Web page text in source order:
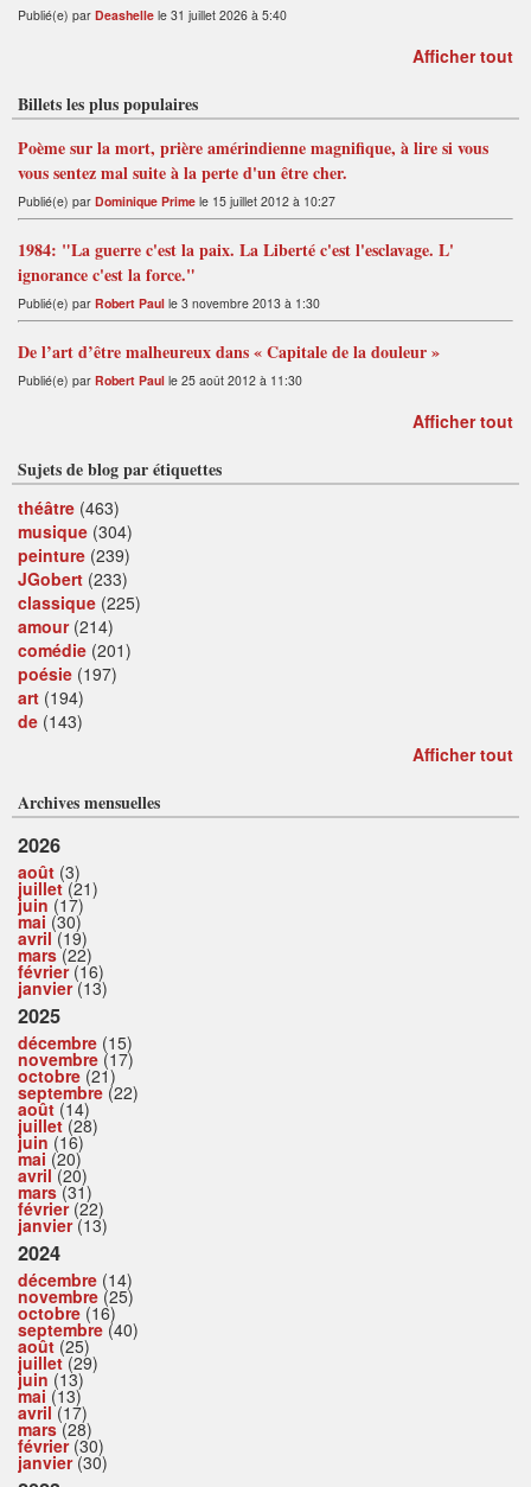
Publié(e) par Deashelle le 31 juillet 2026 à 5:40
Afficher tout
Billets les plus populaires
Poème sur la mort, prière amérindienne magnifique, à lire si vous
vous sentez mal suite à la perte d'un être cher.
Publié(e) par Dominique Prime le 15 juillet 2012 à 10:27
1984: "La guerre c'est la paix. La Liberté c'est l'esclavage. L'
ignorance c'est la force."
Publié(e) par Robert Paul le 3 novembre 2013 à 1:30
De l’art d’être malheureux dans « Capitale de la douleur »
Publié(e) par Robert Paul le 25 août 2012 à 11:30
Afficher tout
Sujets de blog par étiquettes
théâtre (463)
musique (304)
peinture (239)
JGobert (233)
classique (225)
amour(214)
comédie (201)
poésie (197)
art (194)
de (143)
Afficher tout
Archives mensuelles
2026
août (3)
juillet(21)
juin (17)
mai (30)
avril(19)
mars(22)
février(16)
janvier(13)
2025
décembre (15)
novembre (17)
octobre (21)
septembre (22)
août (14)
juillet(28)
juin (16)
mai (20)
avril(20)
mars(31)
février(22)
janvier(13)
2024
décembre (14)
novembre (25)
octobre (16)
septembre (40)
août (25)
juillet(29)
juin (13)
mai (13)
avril(17)
mars(28)
février(30)
janvier(30)